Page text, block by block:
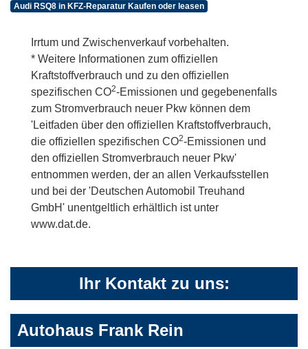
Audi RSQ8 in KFZ-Reparatur Kaufen oder leasen
Irrtum und Zwischenverkauf vorbehalten.
* Weitere Informationen zum offiziellen
Kraftstoffverbrauch und zu den offiziellen
spezifischen CO2-Emissionen und gegebenenfalls
zum Stromverbrauch neuer Pkw können dem
'Leitfaden über den offiziellen Kraftstoffverbrauch,
die offiziellen spezifischen CO2-Emissionen und
den offiziellen Stromverbrauch neuer Pkw'
entnommen werden, der an allen Verkaufsstellen
und bei der 'Deutschen Automobil Treuhand
GmbH' unentgeltlich erhältlich ist unter
www.dat.de.
Ihr Kontakt zu uns:
Autohaus Frank Rein